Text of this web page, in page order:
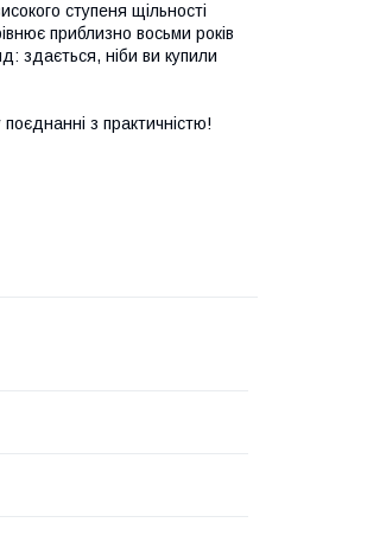
ступеня щільності
приблизно восьми років
здається, ніби ви купили
з практичністю!